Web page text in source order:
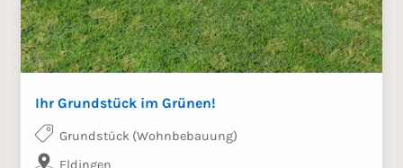
Ihr Grundstück im Grünen!
Grundstück (Wohnbebauung)